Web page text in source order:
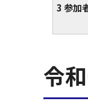
3 参加
令